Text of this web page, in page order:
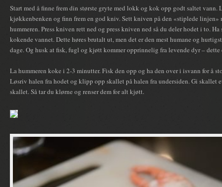
Start med å finne frem din største gryte med lokk og kok opp godt saltet vann.
kjøkkenbenken og finn frem en god kniv. Sett kniven på den «stiplede linjen»
hummeren. Press kniven rett ned og press kniven ned så du deler hodet i to.
kokende vannet. Dette høres brutalt ut, men det er den mest humane og
dage. Og husk at fisk, fugl og kjøtt kommer opprinnelig fra levende dyr –
La hummeren koke i 2-3 minutter. Fisk den opp og ha den over i isvann for å
Løsriv halen fra hodet og klipp opp skallet på halen fra undersiden. Gi skallet
skallet. Så tar du klørne og renser dem for alt kjøtt.